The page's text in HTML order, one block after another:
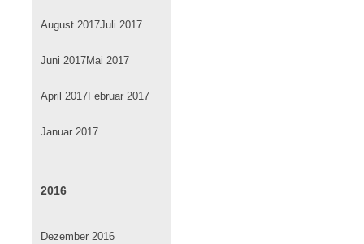
August 2017Juli 2017
Juni 2017Mai 2017
April 2017Februar 2017
Januar 2017
2016
Dezember 2016